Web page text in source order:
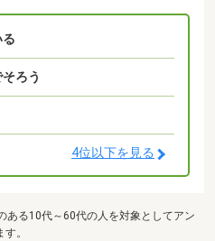
ろう
4位以下を見る
ある10代～60代の人を対象としてアン
。